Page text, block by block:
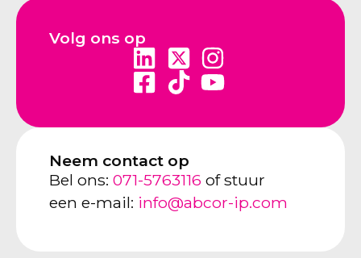
Volg ons op
Neem contact op
Bel ons: 071-5763116 of stuur
een e-mail: info@abcor-ip.com